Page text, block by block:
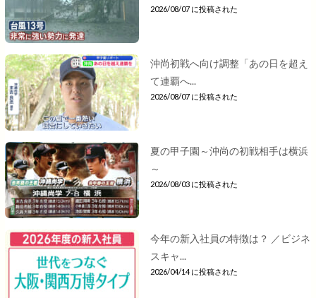
2026/08/07 に投稿された
沖尚初戦へ向け調整「あの日を超え
て連覇へ...
2026/08/07 に投稿された
夏の甲子園～沖尚の初戦相手は横浜
～
2026/08/03 に投稿された
今年の新入社員の特徴は？ ／ビジネ
スキャ...
2026/04/14 に投稿された